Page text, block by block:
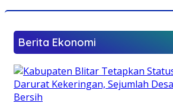
Berita Ekonomi